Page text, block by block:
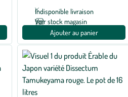
Indisponible livraison
Voir stock magasin
Ajouter au panier